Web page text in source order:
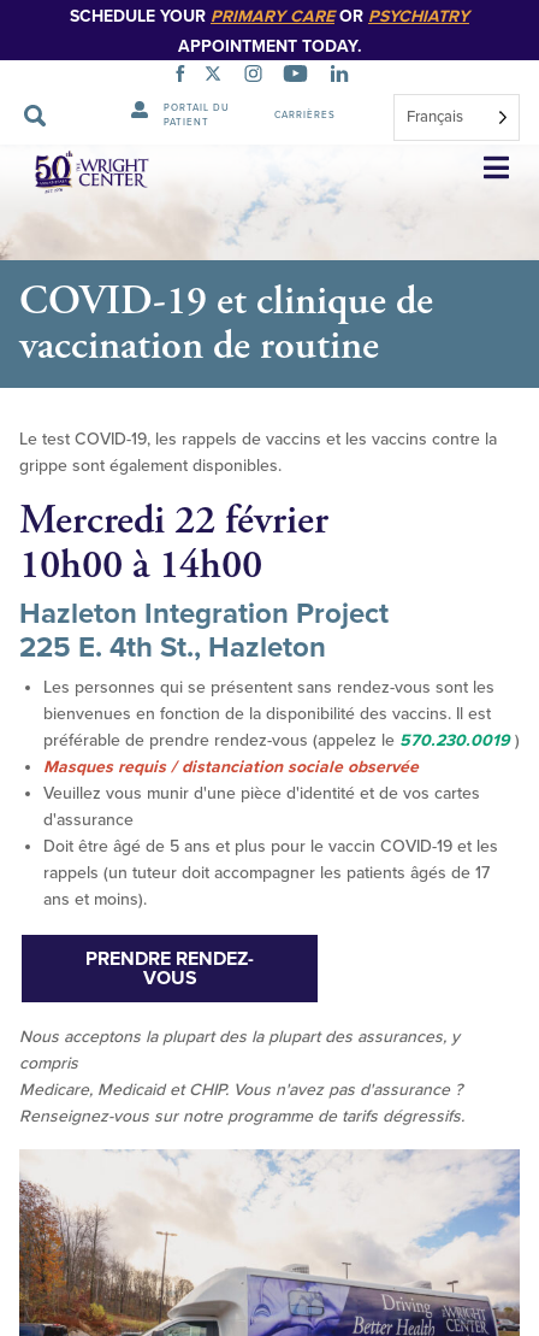
SCHEDULE YOUR PRIMARY CAREOR PSYCHIATRY
APPOINTMENT TODAY.
PORTAIL DU
PATIENT
CARRIÈRES Français
Sauter
la
COVID-19 et clinique de
vaccination de routine
Le test COVID-19, les rappels de vaccins et les vaccins contre la
grippe sont également disponibles.
Mercredi 22 février
10h00 à 14h00
Hazleton Integration Project
225 E. 4th St., Hazleton
Les personnes qui se présentent sans rendez-vous sont les
bienvenues en fonction de la disponibilité des vaccins. Il est
préférable de prendre rendez-vous (appelez le 570.230.0019)
Masques requis / distanciation sociale observée
Veuillez vous munir d'une pièce d'identité et de vos cartes
d'assurance
Doit être âgé de 5 ans et plus pour le vaccin COVID-19 et les
rappels (un tuteur doit accompagner les patients âgés de 17
ans et moins).
PRENDRE RENDEZ-
VOUS
Nous acceptons la plupart des la plupart des assurances, y
compris
Medicare, Medicaid et CHIP. Vous n'avez pas d'assurance ?
Renseignez-vous sur notre programme de tarifs dégressifs.